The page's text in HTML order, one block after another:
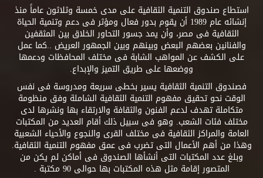
استطاع صندوق التنمية الثقافية على مدى خمسة وثلاثون عاماً منذ
إنشائه عام 1989 أن يقوم بدور فعال ومؤثر فى دعم وتنمية الحياة
الثقافية فى مصر، وأن يمد جسور التحاور الخلاق بين المثقفين
والفنانين بعضهم البعض وبينهم وبين الجمهور العريض ..كما عمل
على الكشف عن المواهب الشابة فى مختلف المحافظات ودعمها
ووضعها على طريق التميز والإبداع.
فصندوق التنمية الثقافية يسير بخطى سريعة ومدروسة فى نفس
الوقت نحو تحقيق مفهوم التنمية الثقافية الشاملة وفق منظومة
متكاملة تهدف لدعم الفنون والثقافة والارتقاء بها ونشرها لدى
مختلف فئات الشعب. وهو فى سبيل ذلك أقام العديد من المكتبات
العامة والمراكز الثقافية فى مختلف القرى والنجوع والأحياء الشعبية
وهذا من أهم الأعمال التى تضرب فى عمق مفهوم التنمية الثقافية.
وبلغ عدد المكتبات التى أنشأها الصندوق فى أماكن لم يكن من
المتصور إقامة مثل هذه المكتبات بها حوالى 90 مكتبة .